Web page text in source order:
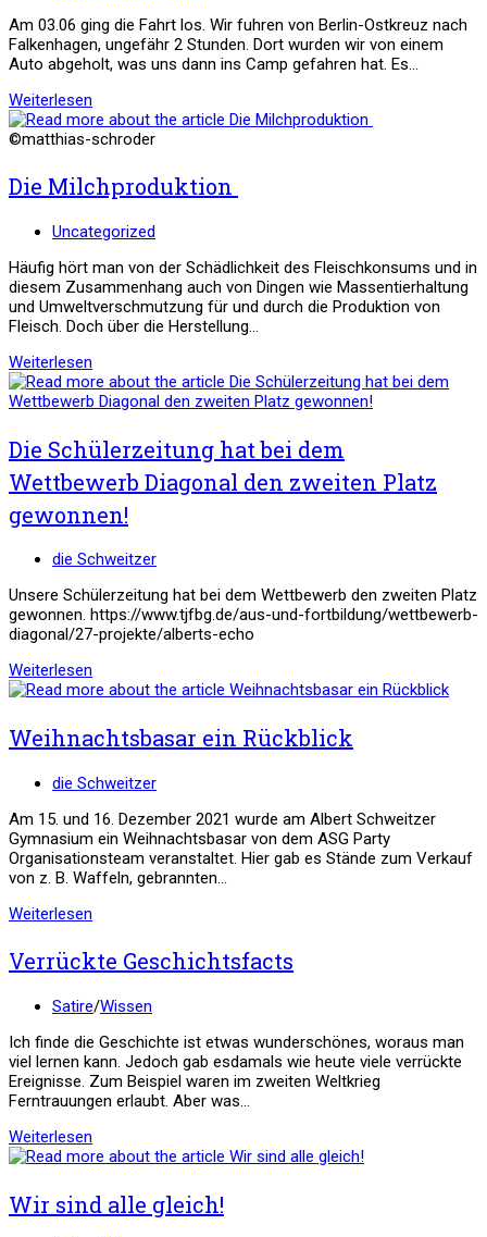
Am 03.06 ging die Fahrt los. Wir fuhren von Berlin-Ostkreuz nach
Falkenhagen, ungefähr 2 Stunden. Dort wurden wir von einem
Auto abgeholt, was uns dann ins Camp gefahren hat. Es…
Weiterlesen
©matthias-schroder
Die Milchproduktion
Beitrags-
Uncategorized
Häufig hört man von der Schädlichkeit des Fleischkonsums und in
diesem Zusammenhang auch von Dingen wie Massentierhaltung
und Umweltverschmutzung für und durch die Produktion von
Fleisch. Doch über die Herstellung…
Weiterlesen
Milchproduktion
Die Schülerzeitung hat bei dem
Wettbewerb Diagonal den zweiten Platz
gewonnen!
Beitrags-
die Schweitzer
Unsere Schülerzeitung hat bei dem Wettbewerb den zweiten Platz
gewonnen. https://www.tjfbg.de/aus-und-fortbildung/wettbewerb-
diagonal/27-projekte/alberts-echo
Weiterlesen
Schülerzeitung
bei
dem
Diagonal
zweiten
Platz
gewonnen!
Weihnachtsbasar ein Rückblick
Beitrags-
die Schweitzer
Am 15. und 16. Dezember 2021 wurde am Albert Schweitzer
Gymnasium ein Weihnachtsbasar von dem ASG Party
Organisationsteam veranstaltet. Hier gab es Stände zum Verkauf
von z. B. Waffeln, gebrannten…
Weiterlesen
Rückblick
Verrückte Geschichtsfacts
Beitrags-
Satire/Wissen
Ich finde die Geschichte ist etwas wunderschönes, woraus man
viel lernen kann. Jedoch gab esdamals wie heute viele verrückte
Ereignisse. Zum Beispiel waren im zweiten Weltkrieg
Ferntrauungen erlaubt. Aber was…
Weiterlesen
Geschichtsfacts
Wir sind alle gleich!